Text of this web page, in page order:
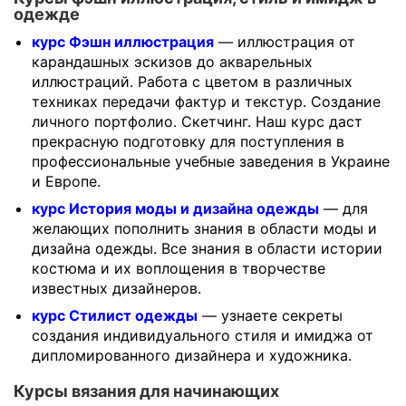
одежде
курс Фэшн иллюстрация — иллюстрация от
карандашных эскизов до акварельных
иллюстраций. Работа с цветом в различных
техниках передачи фактур и текстур. Создание
личного портфолио. Скетчинг. Наш курс даст
прекрасную подготовку для поступления в
профессиональные учебные заведения в Украине
и Европе.
курс История моды и дизайна одежды — для
желающих пополнить знания в области моды и
дизайна одежды. Все знания в области истории
костюма и их воплощения в творчестве
известных дизайнеров.
курс Стилист одежды — узнаете секреты
создания индивидуального стиля и имиджа от
дипломированного дизайнера и художника.
Курсы вязания для начинающих